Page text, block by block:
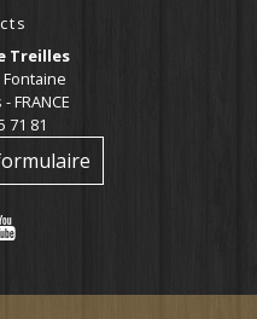
Treilles
Fontaine
FRANCE
71 81